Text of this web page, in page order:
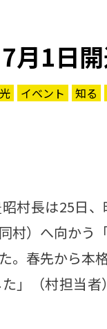
月1日
イベント 知る
村長は25日
村）へ向かう
。春先から本
」（村担当